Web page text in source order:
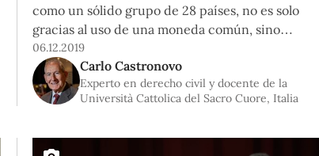
como un sólido grupo de 28 países, no es solo
gracias al uso de una moneda común, sino
también a un modelo compartido de la práctica
jurídica civil. En ese campo, el Dr. Castronovo ha
realizado grandes contribuciones desde la
academia por los que, la semana pasada, recibió el
nuestra Universidad.
06.12.2019
Carlo Castronovo
Experto en derecho civil y docente de la
Università Cattolica del Sacro Cuore, Italia